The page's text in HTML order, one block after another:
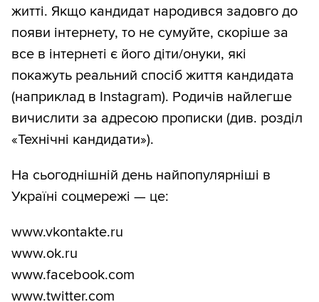
житті. Якщо кандидат народився задовго до
появи інтернету, то не сумуйте, скоріше за
все в інтернеті є його діти/онуки, які
покажуть реальний спосіб життя кандидата
(наприклад в Instagram). Родичів найлегше
вичислити за адресою прописки (див. розділ
«Технічні кандидати»).
На сьогоднішній день найпопулярніші в
Україні соцмережі — це:
www.vkontakte.ru
www.ok.ru
www.facebook.com
www.twitter.com